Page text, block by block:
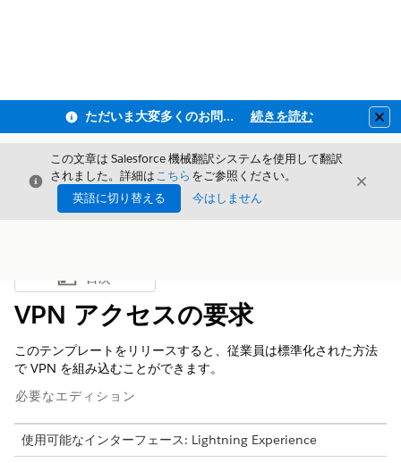
ただいま大変多くのお問い合わせをいただいており、ご連絡までにお時間を頂戴しております 続きを読む
閉じる
この文章は Salesforce 機械翻訳システムを使用して翻訳
されました。詳細はこちら をご参照ください。
英語に切り替える
今はしません
閉じる
目次を表示
目次
VPN アクセスの要求
このテンプレートをリリースすると、従業員は標準化された方法
で VPN を組み込むことができます。
必要なエディション
使用可能なインターフェース: Lightning Experience